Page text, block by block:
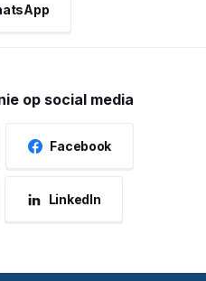
op social media
Facebook
LinkedIn